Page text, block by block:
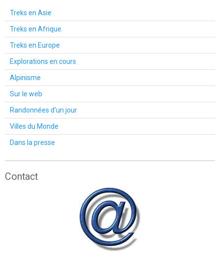
Treks en Asie
Treks en Afrique
Treks en Europe
Explorations en cours
Alpinisme
Sur le web
Randonnées d'un jour
Villes du Monde
Dans la presse
Contact